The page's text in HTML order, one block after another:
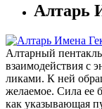
Алтарь
Алтарный
взаимодействия с
ликами. К ней
желаемое. Сила ее
как указывающая